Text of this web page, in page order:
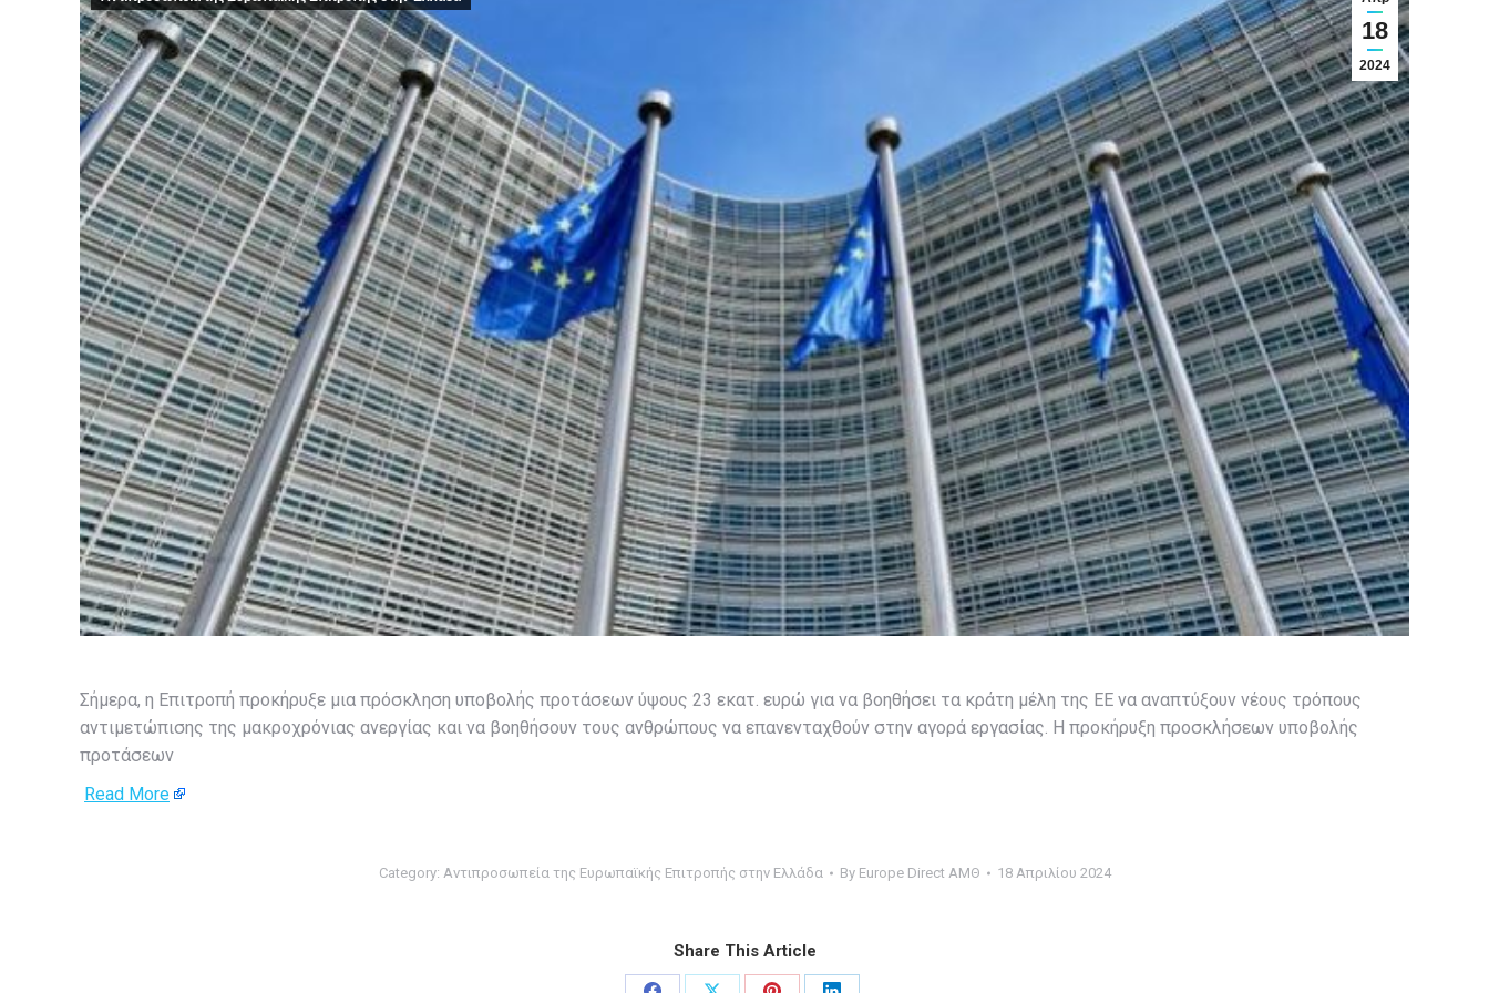
18
2024
Σήμερα, η Επιτροπή προκήρυξε μια πρόσκληση υποβολής προτάσεων ύψους 23 εκατ. ευρώ για να βοηθήσει τα κράτη μέλη της ΕΕ να αναπτύξουν νέους τρόπους
αντιμετώπισης της μακροχρόνιας ανεργίας και να βοηθήσουν τους ανθρώπους να επανενταχθούν στην αγορά εργασίας. Η προκήρυξη προσκλήσεων υποβολής
προτάσεων
Read More
Category: Αντιπροσωπεία της Ευρωπαϊκής Επιτροπής στην Ελλάδα By Europe Direct ΑΜΘ 18 Απριλίου 2024
Share This Article